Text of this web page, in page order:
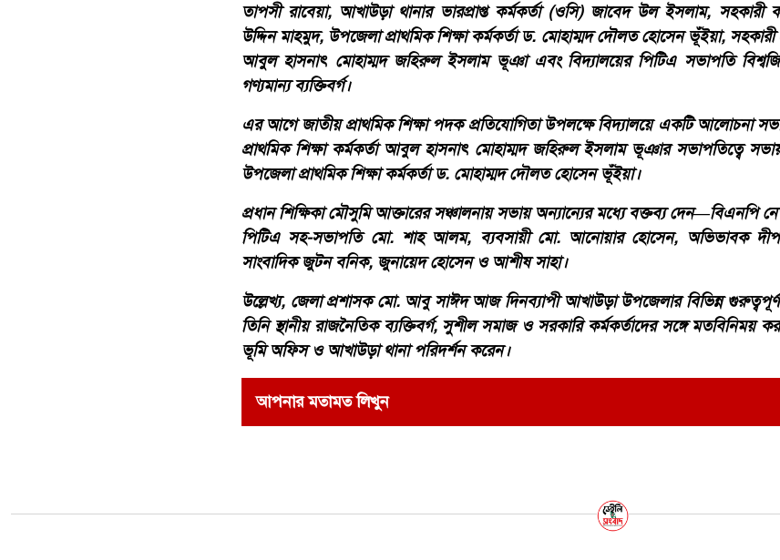
তাপসী রাবেয়া, আখাউড়া থানার ভারপ্রাপ্ত কর্মকর্তা (ওসি) জাবেদ উল ইসলাম,
উদ্দিন মাহমুদ, উপজেলা প্রাথমিক শিক্ষা কর্মকর্তা ড. মোহাম্মদ দৌলত হোসেন ভূঁইয়া, সহকারী
আবুল হাসনাৎ মোহাম্মদ জহিরুল ইসলাম ভূঞা এবং বিদ্যালয়ের পিটিএ সভাপতি
গণ্যমান্য ব্যক্তিবর্গ।
​এর আগে জাতীয় প্রাথমিক শিক্ষা পদক প্রতিযোগিতা উপলক্ষে বিদ্যালয়ে একটি আলোচনা
প্রাথমিক শিক্ষা কর্মকর্তা আবুল হাসনাৎ মোহাম্মদ জহিরুল ইসলাম ভূঞার সভাপতিত্বে
উপজেলা প্রাথমিক শিক্ষা কর্মকর্তা ড. মোহাম্মদ দৌলত হোসেন ভূঁইয়া।
​প্রধান শিক্ষিকা মৌসুমি আক্তারের সঞ্চালনায় সভায় অন্যান্যের মধ্যে বক্তব্য দেন—বিএনপি
পিটিএ সহ-সভাপতি মো. শাহ আলম, ব্যবসায়ী মো. আনোয়ার হোসেন, অভিভাবক
সাংবাদিক জুটন বনিক, জুনায়েদ হোসেন ও আশীষ সাহা।
​উল্লেখ্য, জেলা প্রশাসক মো. আবু সাঈদ আজ দিনব্যাপী আখাউড়া উপজেলার বিভিন্ন
তিনি স্থানীয় রাজনৈতিক ব্যক্তিবর্গ, সুশীল সমাজ ও সরকারি কর্মকর্তাদের সঙ্গে মতবিনিময়
ভূমি অফিস ও আখাউড়া থানা পরিদর্শন করেন।
আপনার মতামত লিখুন